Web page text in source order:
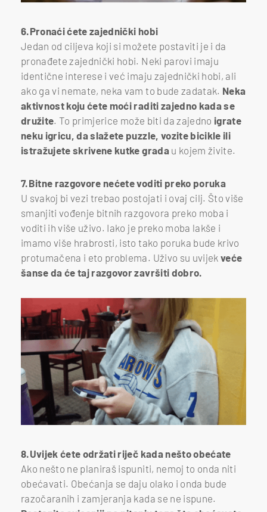
6.Pronaći ćete zajednički hobi
Jedan od ciljeva koji si možete postaviti je i da
pronađete zajednički hobi. Neki parovi imaju
identične interese i već imaju zajednički hobi, ali
ako ga vi nemate, neka vam to bude zadatak. Neka
aktivnost koju ćete moći raditi zajedno kada se
družite. To primjerice može biti da zajedno igrate
neku igricu, da slažete puzzle, vozite bicikle ili
istražujete skrivene kutke gradau kojem živite.
7.Bitne razgovore nećete voditi preko poruka
U svakoj bi vezi trebao postojati i ovaj cilj. Što više
smanjiti vođenje bitnih razgovora preko moba i
voditi ih više uživo. Iako je preko moba lakše i
imamo više hrabrosti, isto tako poruka bude krivo
protumačena i eto problema. Uživo su uvijek veće
šanse da će taj razgovor završiti dobro.
8.Uvijek ćete održati riječ kada nešto obećate
Ako nešto ne planiraš ispuniti, nemoj to onda niti
obećavati. Obećanja se daju olako i onda bude
razočaranih i zamjeranja kada se ne ispune.